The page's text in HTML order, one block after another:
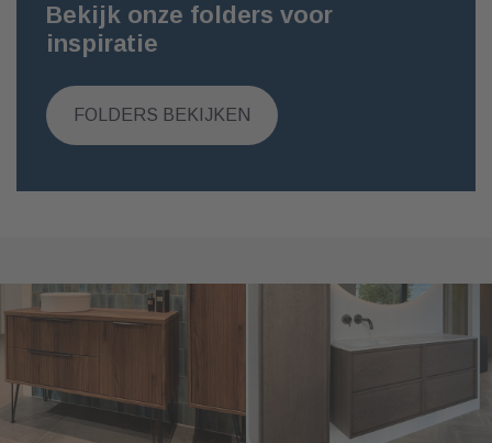
Bekijk onze folders voor
inspiratie
FOLDERS BEKIJKEN